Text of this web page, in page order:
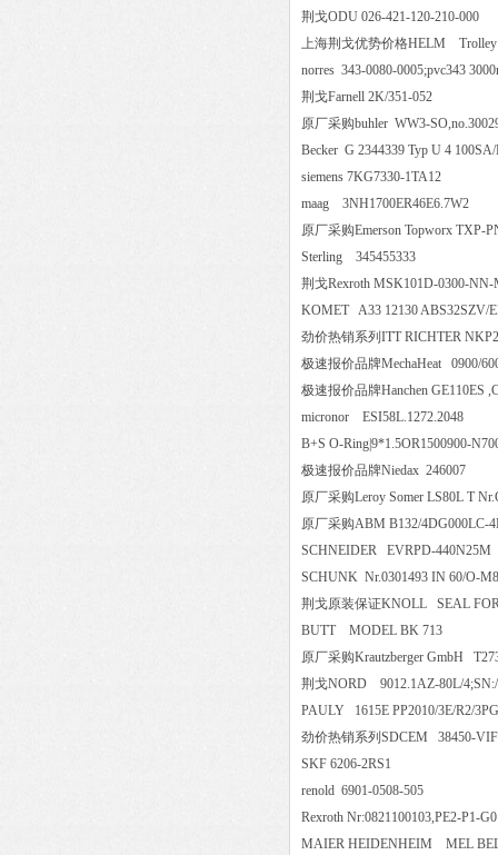
荆戈ODU 026-421-120-210-
上海荆戈优势价格HELM
norres 343-0080-0005;pvc343
荆戈Farnell 2K/351-052
原厂采购buhler WW3-
Becker G 2344339 Typ U 4
siemens 7KG7330-1TA12
maag
原厂采购Emerson Topworx
Sterling 345455333
荆戈Rexroth MSK101D-0300-
KOMET A33 12130
劲价热销系列ITT RICHTER
极速报价品牌MechaHeat
极速报价品牌Hanchen
micronor
B+S O-Ring|9*1.5OR1500900-
极速报价品牌Niedax 246007
原厂采购Leroy Somer LS80L T
原厂采购ABM B132/
SCHNEIDER EVRPD-
SCHUNK Nr.0301493 IN 60/
荆戈原装保证KNOLL SEAL
BUTT MODEL BK 713
原厂采购Krautzberger GmbH
荆戈NORD 9012.1AZ-80L/
PAULY 1615E PP2010/3E/R2/
劲价热销系列SDCEM 38450-
SKF 6206-2RS1
renold 6901-0508-505
Rexroth Nr:0821100103,PE2-
MAIER HEIDENHEIM MEL